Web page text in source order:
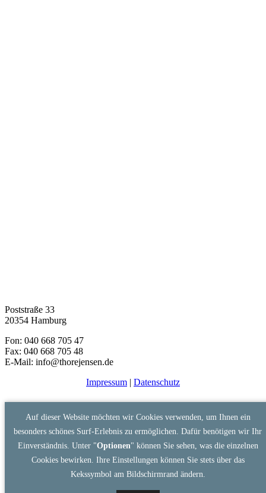
Poststraße 33
20354 Hamburg
Fon: 040 668 705 47
Fax: 040 668 705 48
E-Mail: info@thorejensen.de
Impressum | Datenschutz
Auf dieser Website möchten wir Cookies verwenden, um Ihnen ein
besonders schönes Surf-Erlebnis zu ermöglichen. Dafür benötigen wir Ihr
Einverständnis. Unter "Optionen" können Sie sehen, was die einzelnen
Cookies bewirken. Ihre Einstellungen können Sie stets über das
Kekssymbol am Bildschirmrand ändern.